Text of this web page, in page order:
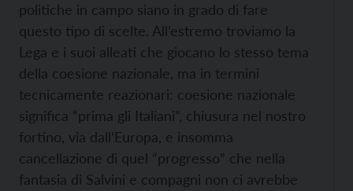
politiche in campo siano in grado di fare
questo tipo di scelte. All’estremo troviamo la
Lega e i suoi alleati che giocano lo stesso tema
della coesione nazionale, ma in termini
tecnicamente reazionari: coesione nazionale
significa “prima gli Italiani”, chiusura nel nostro
fortino, via dall’Europa, e insomma
cancellazione di quel “progresso” che nella
fantasia di Salvini e compagni non ci avrebbe